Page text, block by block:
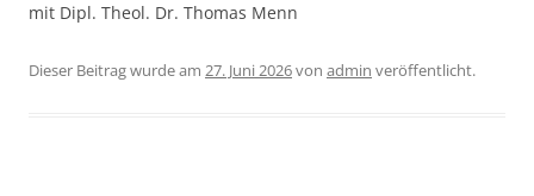
mit Dipl. Theol. Dr. Thomas Menn
Dieser Beitrag wurde am 27. Juni 2026von admin veröffentlicht.